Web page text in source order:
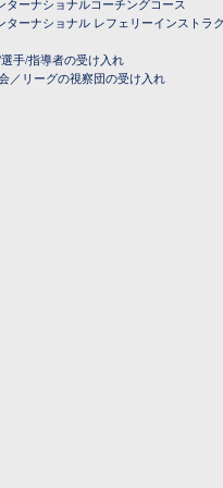
ターナショナル レフェリーインストラ
手/指導者の受け入れ
／リーグの視察団の受け入れ